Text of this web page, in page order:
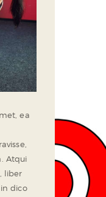
ea
Atqui
liber
dico